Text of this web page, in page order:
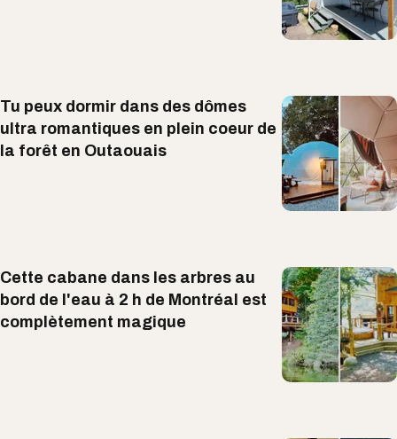
Tu peux dormir dans des dômes
ultra romantiques en plein coeur de
la forêt en Outaouais
Cette cabane dans les arbres au
bord de l'eau à 2 h de Montréal est
complètement magique